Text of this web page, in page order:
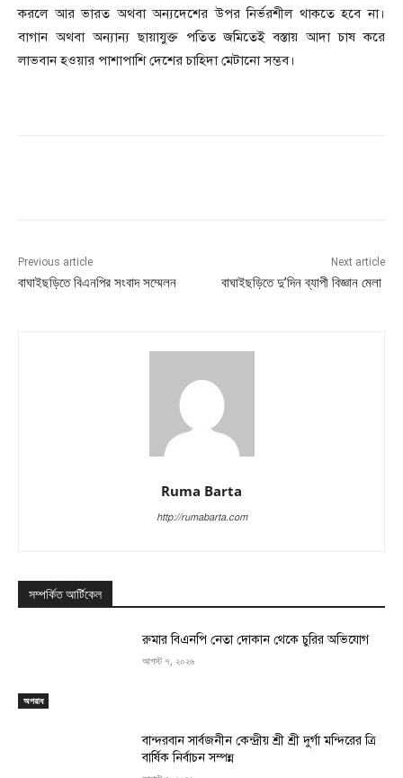
করলে আর ভারত অথবা অন্যদেশের উপর নির্ভরশীল থাকতে হবে না।
বাগান অথবা অন্যান্য ছায়াযুক্ত পতিত জমিতেই বস্তায় আদা চাষ করে
লাভবান হওয়ার পাশাপাশি দেশের চাহিদা মেটানো সম্ভব।
Previous article
বাঘাইছড়িতে বিএনপির সংবাদ সম্মেলন
Next article
বাঘাইছড়িতে দু’দিন ব্যাপী বিজ্ঞান মেলা
Ruma Barta
http://rumabarta.com
সম্পর্কিত আর্টিকেল
অপরাধ
রুমার বিএনপি নেতা দোকান থেকে চুরির অভিযোগ
আগস্ট ৭, ২০২৬
বান্দরবান সার্বজনীন কেন্দ্রীয় শ্রী শ্রী দুর্গা মন্দিরের ত্রি
বার্ষিক নির্বাচন সম্পন্ন